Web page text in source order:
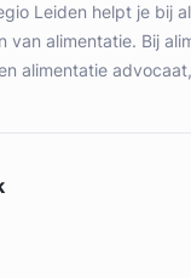
Leiden helpt je bij
alimentatie. Bij
alimentatie